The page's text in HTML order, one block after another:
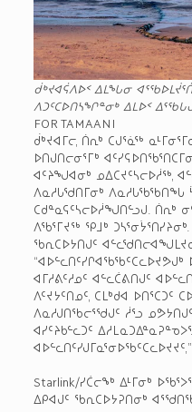
ᑰᒃᔪᐊᕌᐱᐅᑉ ᐃᒪᖓᓂ
ᐱᑐᑦᑕᐅᑎᓴᖏᓐᓂᒃ ᐃᒪᐅᑉ
FOR TAMAANI
ᑰᒃᔪᐊᒥᓕ, ᑏᕆᒃ ᑕᒍᕐᓈᖅ
ᐅᑎᒍᑎᓕᓂᕐᒥᒃ
ᐊᑦᔨᖑᐊᓂᒃ ᓄᐃᑕᔪᑦᓴᓕᐅᓲᖅ,
ᐱᓇᓱᒐᖁᑎᒥᓂᒃ ᐱᓇᓱᒐᖃᖃᑎᖓ
ᑕᑯᓐᓇᕋᑦᓴᓕᐅᓲᖑᑎᓪᓗᒍ. ᑏᕆᒃ
ᐱᖃᕐᒥᔪᖅ ᕿᒧᒃ
ᖃᕆᑕᐅᔭᑎᒍᑦ
“ᐊᐅᓪᓚᑎᑦᓯᒋᐊᖃᖃᑦᑕᓚᐅᔪᕗᒍᒃ
ᐊᒥᓱᕕᑦᓱᓄᑦ ᐊᓪᓚᑖᕕᑎᒍᑦ
ᐱᑦᔪᔭᑦᑎᓄᑦ, ᑕᒪᒃᑯᐊ
ᐱᓇᓱᒍᑎᖃᓕᕐᖁᒍᑦ ᓲᕐᓗ
ᐊᓯᑦᔨᑲᓪᓚᑐᑦ
Starlink/ᓯᑖᓕᖕᒃ ᐃᒻᒥᓂᒃ
ᐃᑭᐊᒍᑦ ᖃᕆᑕᐅᔭᕈᑎᓂᒃ